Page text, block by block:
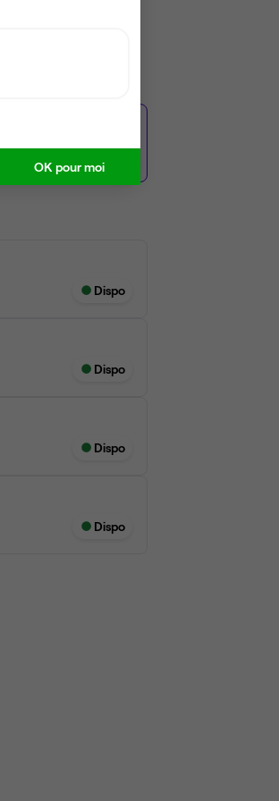
Dispo
Dispo
Dispo
Dispo
OK pour moi